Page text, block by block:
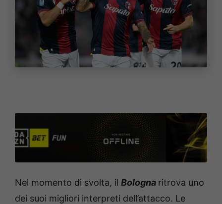
Nel momento di svolta, il Bologna ritrova uno
dei suoi migliori interpreti dell’attacco. Le